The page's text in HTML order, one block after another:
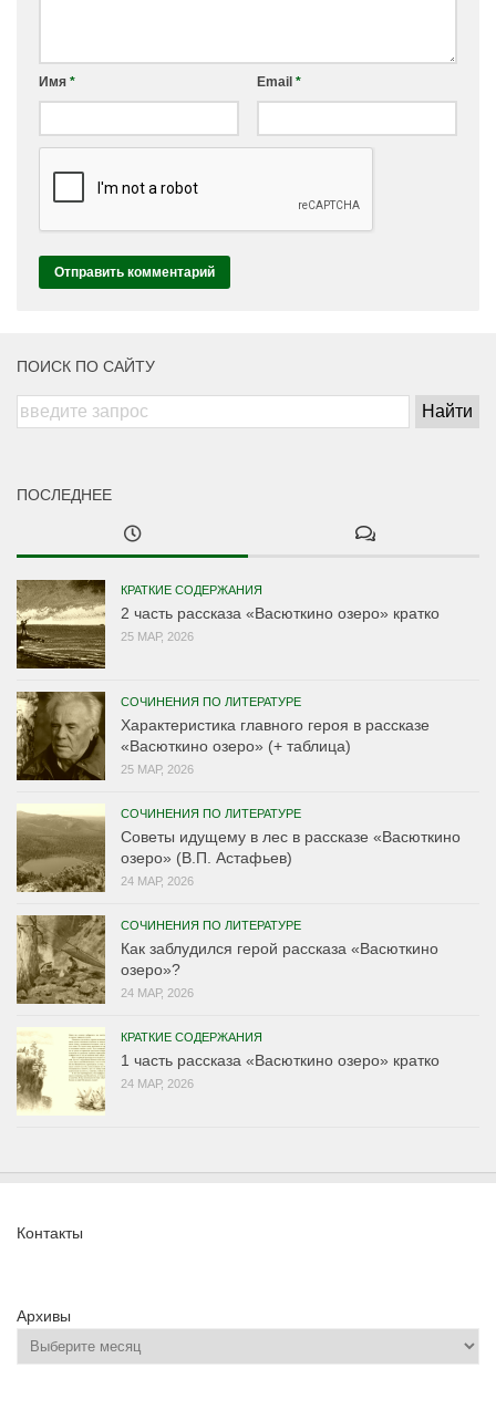
Имя * Email *
ПОИСК ПО САЙТУ
ПОСЛЕДНЕЕ
КРАТКИЕ СОДЕРЖАНИЯ
2 часть рассказа «Васюткино озеро» кратко
25 МАР, 2026
СОЧИНЕНИЯ ПО ЛИТЕРАТУРЕ
Характеристика главного героя в рассказе
«Васюткино озеро» (+ таблица)
25 МАР, 2026
СОЧИНЕНИЯ ПО ЛИТЕРАТУРЕ
Советы идущему в лес в рассказе «Васюткино
озеро» (В.П. Астафьев)
24 МАР, 2026
СОЧИНЕНИЯ ПО ЛИТЕРАТУРЕ
Как заблудился герой рассказа «Васюткино
озеро»?
24 МАР, 2026
КРАТКИЕ СОДЕРЖАНИЯ
1 часть рассказа «Васюткино озеро» кратко
24 МАР, 2026
Контакты
Архивы